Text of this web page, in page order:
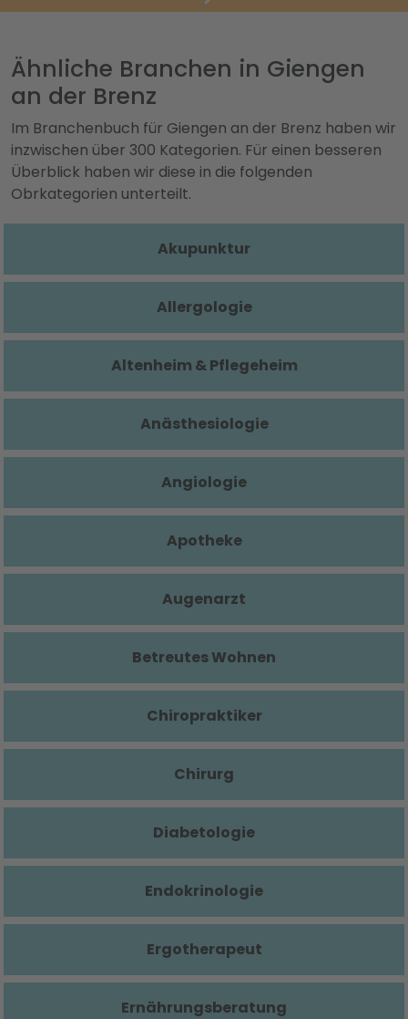
Ähnliche Branchen in Giengen
an der Brenz
Im Branchenbuch für Giengen an der Brenz haben wir
inzwischen über 300 Kategorien. Für einen besseren
Überblick haben wir diese in die folgenden
Obrkategorien unterteilt.
Akupunktur
Allergologie
Altenheim & Pflegeheim
Anästhesiologie
Angiologie
Apotheke
Augenarzt
Betreutes Wohnen
Chiropraktiker
Chirurg
Diabetologie
Endokrinologie
Ergotherapeut
Ernährungsberatung